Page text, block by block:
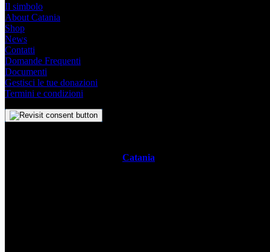
Il simbolo
About Catania
Shop
News
Contatti
Domande Frequenti
Documenti
Gestisci le tue donazioni
Termini e condizioni
Catania